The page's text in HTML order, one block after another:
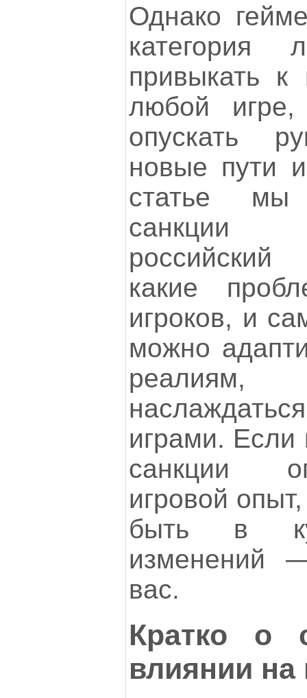
Однако
привыкать
любой
опускать
новые пути
статье мы
санкции
какие
игроков, и
можно
играми. Если
санкции
игровой
быть в
изменений
вас.
Кратко о
влиянии на